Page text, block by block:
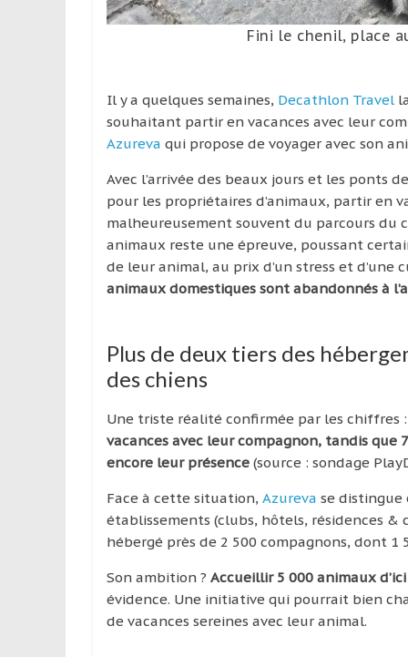
Fini le chenil, place
Il y a quelques semaines, Decathlon Travel
souhaitant partir en vacances avec leur
Azureva qui propose de voyager avec son
Avec l’arrivée des beaux jours et les ponts
pour les propriétaires d’animaux, partir en
malheureusement souvent du parcours du
animaux reste une épreuve, poussant
de leur animal, au prix d’un stress et d’une
animaux domestiques sont abandonnés à
Plus de deux tiers des
des chiens
Une triste réalité confirmée par les chiffres :
vacances avec leur compagnon, tandis
encore leur présence (source : sondage
Face à cette situation, Azureva se distingue
établissements (clubs, hôtels, résidences &
hébergé près de 2 500 compagnons, dont
Son ambition ? Accueillir 5 000 animaux
évidence. Une initiative qui pourrait bien
de vacances sereines avec leur animal.